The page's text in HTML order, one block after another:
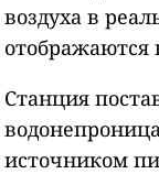
воздуха в
отображаются
Станция
источником